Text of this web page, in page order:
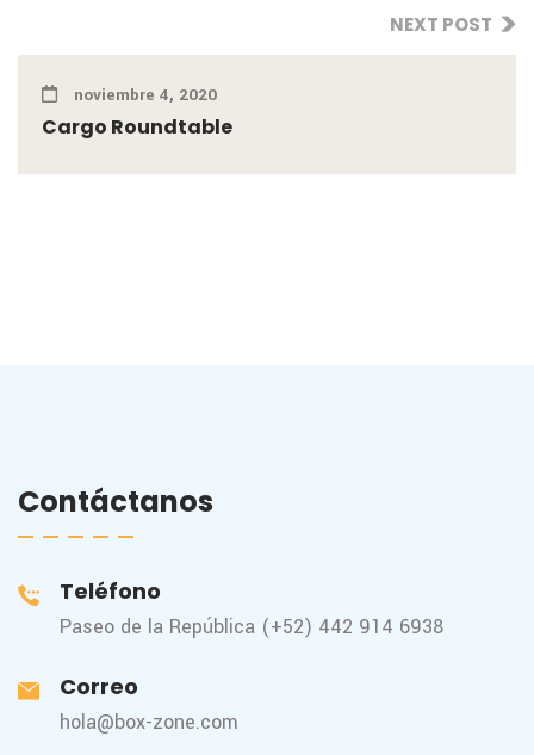
NEXT POST
noviembre 4, 2020
Cargo Roundtable
Contáctanos
Teléfono
Paseo de la República (+52) 442 914 6938
Correo
hola@box-zone.com